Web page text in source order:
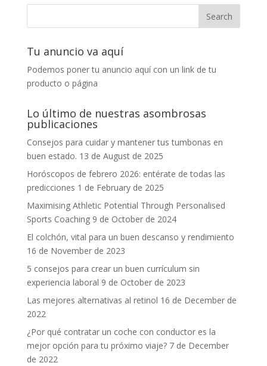
Tu anuncio va aquí
Podemos poner tu anuncio aquí con un link de tu
producto o página
Lo último de nuestras asombrosas
publicaciones
Consejos para cuidar y mantener tus tumbonas en
buen estado. 13 de August de 2025
Horóscopos de febrero 2026: entérate de todas las
predicciones 1 de February de 2025
Maximising Athletic Potential Through Personalised
Sports Coaching 9 de October de 2024
El colchón, vital para un buen descanso y rendimiento
16 de November de 2023
5 consejos para crear un buen currículum sin
experiencia laboral 9 de October de 2023
Las mejores alternativas al retinol 16 de December de
2022
¿Por qué contratar un coche con conductor es la
mejor opción para tu próximo viaje? 7 de December
de 2022